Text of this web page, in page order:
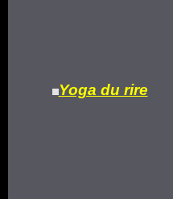
Yoga du rire